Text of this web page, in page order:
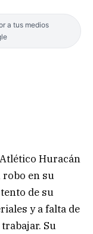
a tus medios
Huracán
en su
de su
y a falta de
Su